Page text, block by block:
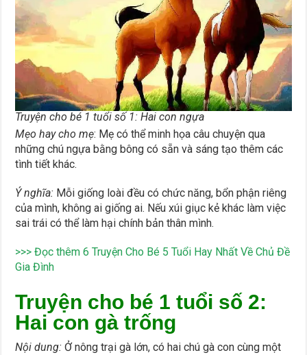
Truyện cho bé 1 tuổi số 1: Hai con ngựa
Mẹo hay cho mẹ: Mẹ có thể minh họa câu chuyện qua
những chú ngựa bằng bông có sẵn và sáng tạo thêm các
tình tiết khác.
Ý nghĩa: Mỗi giống loài đều có chức năng, bổn phận riêng
của mình, không ai giống ai. Nếu xúi giục kẻ khác làm việc
sai trái có thể làm hại chính bản thân mình.
>>> Đọc thêm6 Truyện Cho Bé 5 Tuổi Hay Nhất Về Chủ Đề
Gia Đình
Truyện cho bé 1 tuổi số 2:
Hai con gà trống
Nội dung:Ở nông trại gà lớn, có hai chú gà con cùng một